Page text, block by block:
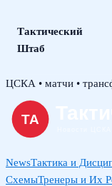
Тактический
Штаб
Skip
content
ЦСКА • матчи •
NewsТактика и
СхемыТренеры и Их